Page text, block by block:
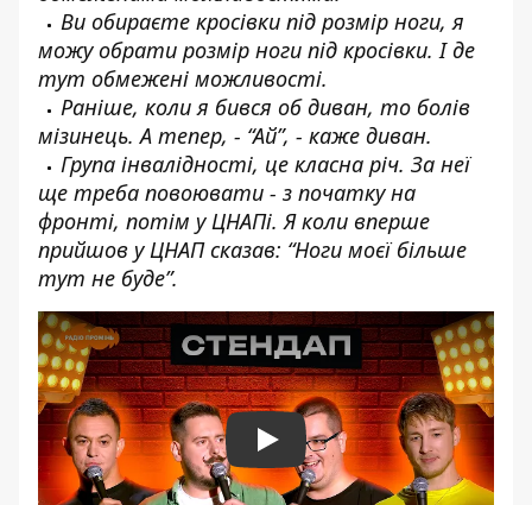
Ви обираєте кросівки під розмір ноги, я
можу обрати розмір ноги під кросівки. І де
тут обмежені можливості.
Раніше, коли я бився об диван, то болів
мізинець. А тепер, - “Ай”, - каже диван.
Група інвалідності, це класна річ. За неї
ще треба повоювати - з початку на
фронті, потім у ЦНАПі. Я коли вперше
прийшов у ЦНАП сказав: “Ноги моєї більше
тут не буде”.
Play